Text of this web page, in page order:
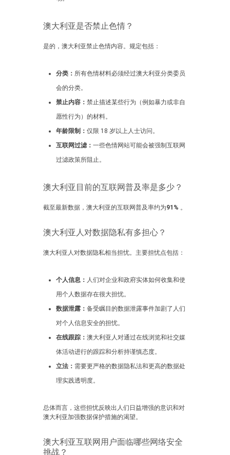
澳大利亚是否禁止色情？
是的，澳大利亚禁止色情内容。规定包括：
分类： 所有色情材料必须经过澳大利亚分类委员
会的分类。
禁止内容： 禁止描述某些行为（例如暴力或非自
愿性行为）的材料。
年龄限制： 仅限 18 岁以上人士访问。
互联网过滤： 一些色情网站可能会被强制互联网
过滤政策所阻止。
澳大利亚目前的互联网普及率是多少？
截至最新数据，澳大利亚的互联网普及率约为91% 。
澳大利亚人对数据隐私有多担心？
澳大利亚人对数据隐私相当担忧。主要担忧点包括：
个人信息： 人们对企业和政府实体如何收集和使
用个人数据存在很大担忧。
数据泄露： 备受瞩目的数据泄露事件加剧了人们
对个人信息安全的担忧。
在线跟踪： 澳大利亚人对通过在线浏览和社交媒
体活动进行的跟踪和分析持谨慎态度。
立法： 需要更严格的数据隐私法和更高的数据处
理实践透明度。
总体而言，这些担忧反映出人们日益增强的意识和对
澳大利亚加强数据保护措施的渴望。
澳大利亚互联网用户面临哪些网络安全
挑战？